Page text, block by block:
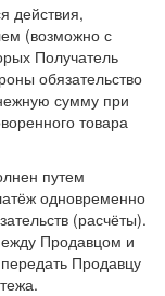
действия,
(возможно с
Получатель
обязательство
сумму при
товара
путем
одновременно
(расчёты).
Продавцом и
Продавцу